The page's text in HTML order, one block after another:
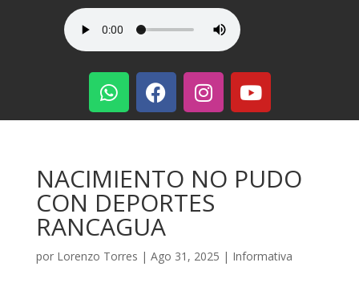
NACIMIENTO NO PUDO
CON DEPORTES
RANCAGUA
por Lorenzo Torres | Ago 31, 2025 | Informativa